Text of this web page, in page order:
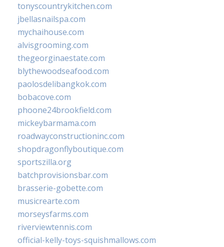
tonyscountrykitchen.com
jbellasnailspa.com
mychaihouse.com
alvisgrooming.com
thegeorginaestate.com
blythewoodseafood.com
paolosdelibangkok.com
bobacove.com
phoone24brookfield.com
mickeybarmama.com
roadwayconstructioninc.com
shopdragonflyboutique.com
sportszilla.org
batchprovisionsbar.com
brasserie-gobette.com
musicrearte.com
morseysfarms.com
riverviewtennis.com
official-kelly-toys-squishmallows.com